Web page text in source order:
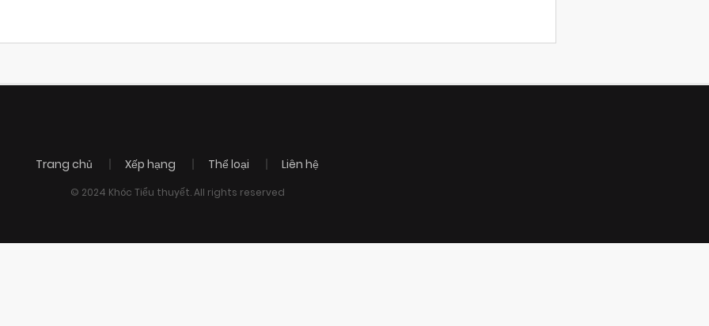
Trang chủ Xếp hạng Thể loại Liên hệ
© 2024 Khóc Tiểu thuyết. All rights reserved